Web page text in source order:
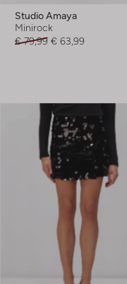
Studio Amaya
Minirock
€ 79,99 € 63,99